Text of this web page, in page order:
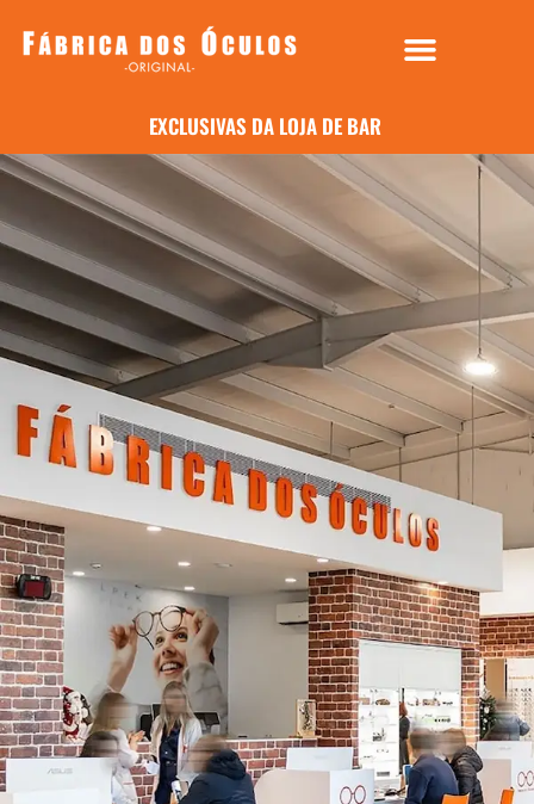
EXCLUSIVAS DA LOJA DE BARCELOS RETAIL PARK